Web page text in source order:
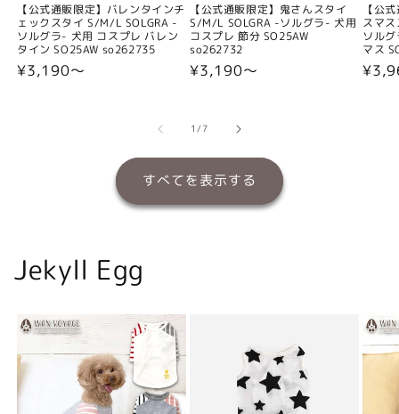
【公式通販限定】バレンタインチ
ェックスタイ S/M/L SOLGRA -
ソルグラ- 犬用 コスプレ バレン
タイン SO25AW so262735
通
¥3,190〜
【公式通販限定】鬼さんスタイ
S/M/L SOLGRA -ソルグラ- 犬用
コスプレ 節分 SO25AW
so262732
通
格
¥3,190〜
【公
スマ
ソル
マス
通
1/の
7
すべてを表示する
Jekyll Egg